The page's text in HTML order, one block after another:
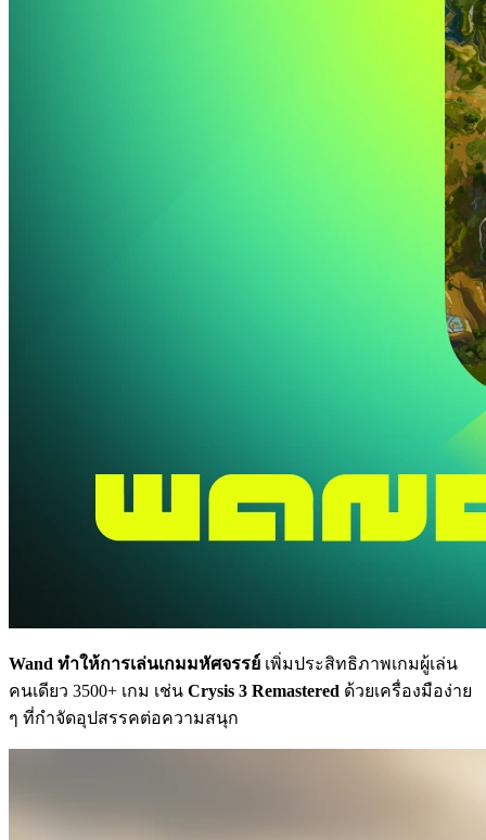
Wand ทำให้การเล่นเกมมหัศจรรย์ เพิ่มประสิทธิภาพเกมผู้เล่น
คนเดียว 3500+ เกม เช่น Crysis 3 Remastered ด้วยเครื่องมือง่าย
ๆ ที่กำจัดอุปสรรคต่อความสนุก